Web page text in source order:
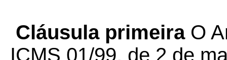
Cláusula primeira O
ICMS 01/99, de 2 de